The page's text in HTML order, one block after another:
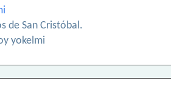
de San Cristóbal.
yokelmi